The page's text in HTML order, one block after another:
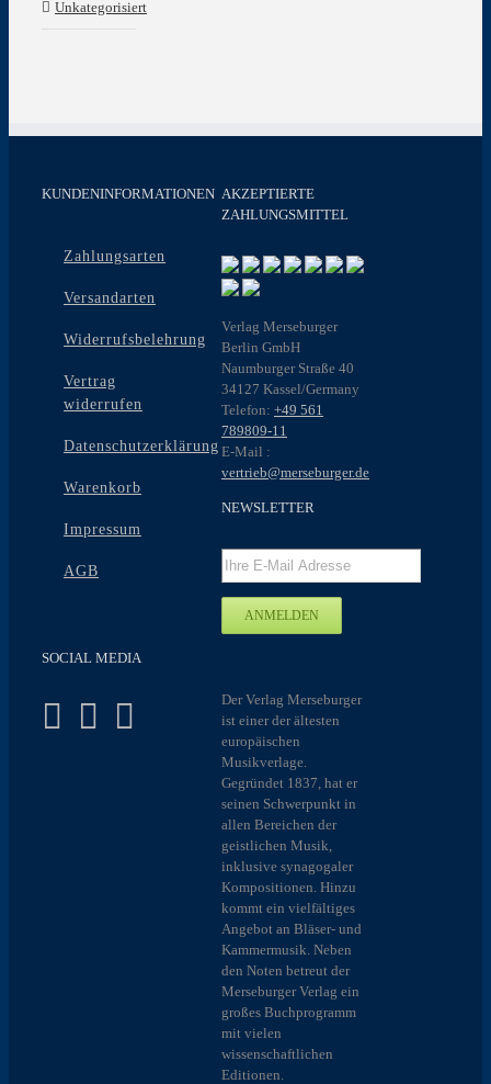
Unkategorisiert
KUNDENINFORMATIONEN
Zahlungsarten
Versandarten
Widerrufsbelehrung
Vertrag
widerrufen
Datenschutzerklärung
Warenkorb
Impressum
AGB
SOCIAL MEDIA
AKZEPTIERTE
ZAHLUNGSMITTEL
Verlag Merseburger
Berlin GmbH
Naumburger Straße 40
34127 Kassel/Germany
Telefon: +49 561
789809-11
E-Mail :
vertrieb@merseburger.de
NEWSLETTER
Der Verlag Merseburger
ist einer der ältesten
europäischen
Musikverlage.
Gegründet 1837, hat er
seinen Schwerpunkt in
allen Bereichen der
geistlichen Musik,
inklusive synagogaler
Kompositionen. Hinzu
kommt ein vielfältiges
Angebot an Bläser- und
Kammermusik. Neben
den Noten betreut der
Merseburger Verlag ein
großes Buchprogramm
mit vielen
wissenschaftlichen
Editionen.